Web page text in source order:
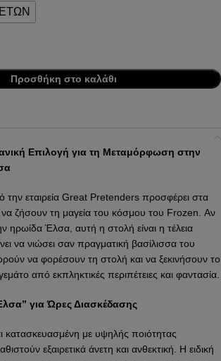
Προσθήκη στο καλάθι
Επιλογή για τη Μεταμόρφωση στην
την εταιρεία Great Pretenders προσφέρει στα
να ζήσουν τη μαγεία του κόσμου του Frozen. Αν
ηρωίδα Έλσα, αυτή η στολή είναι η τέλεια
να νιώσει σαν πραγματική βασίλισσα του
να φορέσουν τη στολή και να ξεκινήσουν το
από εκπληκτικές περιπέτειες και φαντασία.
για Ώρες Διασκέδασης
κατασκευασμένη με υψηλής ποιότητας
εξαιρετικά άνετη και ανθεκτική. Η ειδική